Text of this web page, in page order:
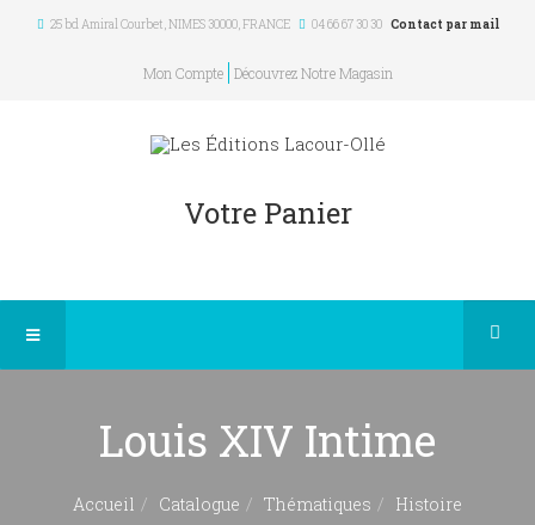
25 bd Amiral Courbet, NIMES 30000,FRANCE 04 66 67 30 30 Contact par mail
Mon Compte Découvrez Notre Magasin
Votre Panier
Louis XIV Intime
Accueil Catalogue Thématiques
Histoire